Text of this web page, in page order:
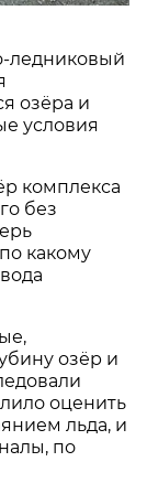
ледниковый
озёра и
условия
комплекса
без
какому
озёр и
оценить
льда, и
по